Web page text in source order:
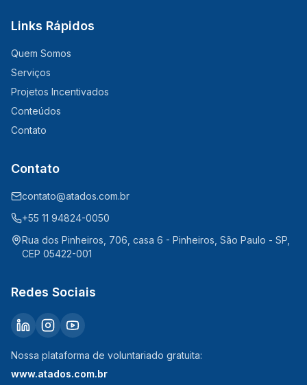
Links Rápidos
Quem Somos
Serviços
Projetos Incentivados
Conteúdos
Contato
Contato
contato@atados.com.br
+55 11 94824-0050
Rua dos Pinheiros, 706, casa 6 - Pinheiros, São Paulo - SP,
CEP 05422-001
Redes Sociais
Nossa plataforma de voluntariado gratuita:
www.atados.com.br